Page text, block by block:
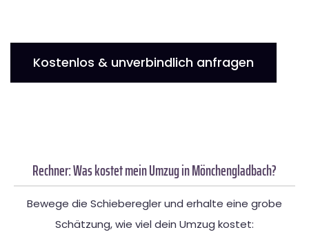
Kostenlos & unverbindlich anfragen
Rechner: Was kostet mein Umzug in Mönchengladbach?
Bewege die Schieberegler und erhalte eine grobe
Schätzung, wie viel dein Umzug kostet: